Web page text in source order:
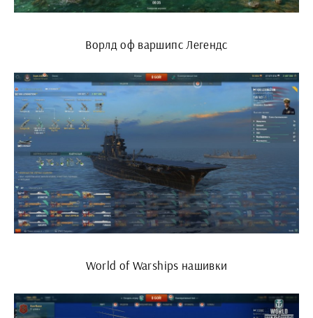
Ворлд оф варшипс Легендс
World of Warships нашивки